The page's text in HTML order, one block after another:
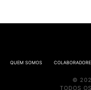
QUEM SOMOS
©
TODOS